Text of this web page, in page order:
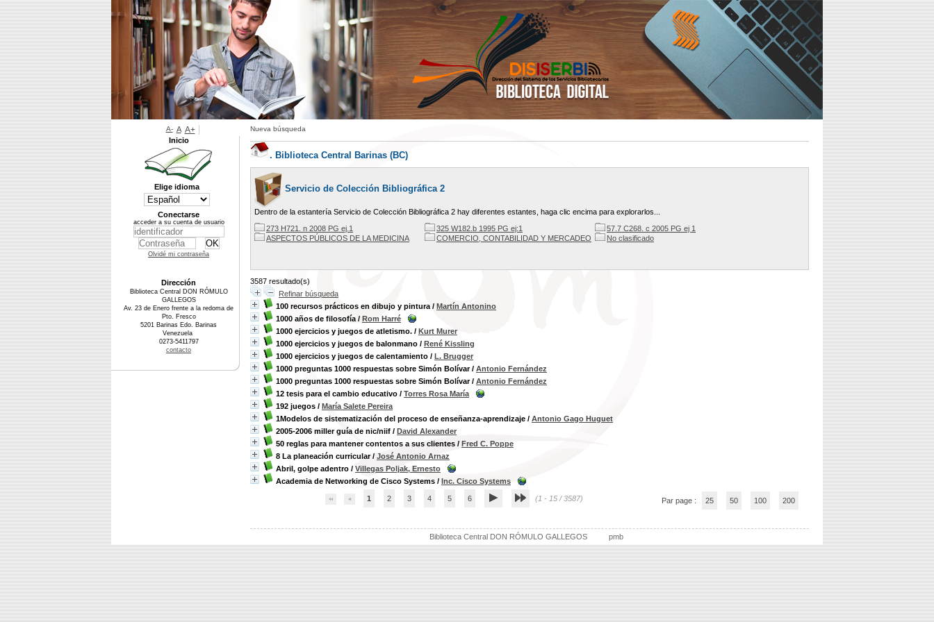
Nueva búsqueda
. Biblioteca Central Barinas (BC)
Servicio de Colección Bibliográfica 2
Dentro de la estantería Servicio de Colección Bibliográfica 2 hay diferentes estantes, haga clic encima para explorarlos...
273 H721. n 2008 PG ej.1
325 W182.b 1995 PG ej:1
57.7 C268. c 2005 PG ej 1
ASPECTOS PÚBLICOS DE LA MEDICINA
COMERCIO, CONTABILIDAD Y MERCADEO No clasificado
3587 resultado(s)
Refinar búsqueda
100 recursos prácticos en dibujo y pintura / Martín Antonino
1000 años de filosofía / Rom Harré
1000 ejercicios y juegos de atletismo. / Kurt Murer
1000 ejercicios y juegos de balonmano / René Kissling
1000 ejercicios y juegos de calentamiento / L. Brugger
1000 preguntas 1000 respuestas sobre Simón Bolívar/ Antonio Fernández
1000 preguntas 1000 respuestas sobre Simón Bolívar/ Antonio Fernández
12 tesis para el cambio educativo / Torres Rosa María
192 juegos / María Salete Pereira
1Modelos de sistematización del proceso de enseñanza-aprendizaje / Antonio Gago Huguet
2005-2006 miller guía de nic/niif / David Alexander
50 reglas para mantener contentos a sus clientes / Fred C. Poppe
8 La planeación curricular/ José Antonio Arnaz
Abril, golpe adentro / Villegas Poljak, Ernesto
Academia de Networking de Cisco Systems / Inc. Cisco Systems
1 2 3 4 5 6 (1 - 15 / 3587) Par page : 25 50 100 200
Biblioteca Central DON RÓMULO GALLEGOS pmb
A- A A+
Inicio
Elige idioma
Conectarse
acceder a su cuenta de usuario
Olvidé mi contraseña
Dirección
Biblioteca Central DON RÓMULO
GALLEGOS
Av. 23 de Enero frente a la redoma de
Pto. Fresco
5201 Barinas Edo. Barinas
Venezuela
0273-5411797
contacto